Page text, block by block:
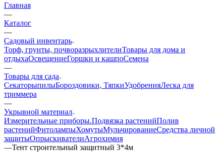
Главная
—
Каталог
—
Садовый инвентарь
Торф, грунты, почворазрыхлителиТовары для дома и
отдыхаОсвещениеГоршки и кашпоСемена
—
Товары для сада
СекаторыпилыБороздовики, ТяпкиУдобренияЛеска для
триммера
—
Укрывной материал
Измерительные приборы.Подвязка растенийПолив
растенийФитолампыХомутыМульчированиеСредства личной
защитыОпрыскивателиАгрохимия
—Тент строительный защитный 3*4м